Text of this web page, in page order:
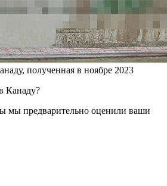
полученная в ноябре 2023
Канаду?
мы предварительно оценили ваши